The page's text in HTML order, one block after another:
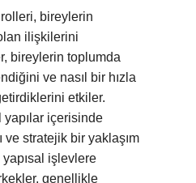
bireylerin
ilişkilerini
bireylerin toplumda
ve nasıl bir hızla
etkiler.
içerisinde
stratejik bir yaklaşım
yapısal işlevlere
genellikle